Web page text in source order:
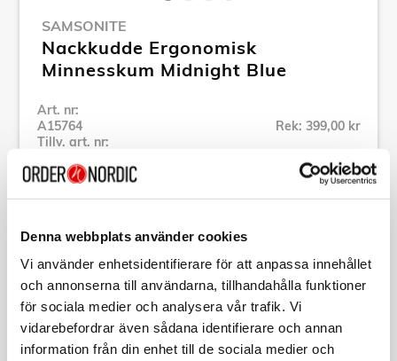
Denna webbplats använder cookies
Vi använder enhetsidentifierare för att anpassa innehållet
och annonserna till användarna, tillhandahålla funktioner
för sociala medier och analysera vår trafik. Vi
vidarebefordrar även sådana identifierare och annan
information från din enhet till de sociala medier och
SAMSONITE
Nackkudde Ergonomisk
Minnesskum Midnight Blue
Art. nr:
A15764
Tillv. art. nr:
Rek: 399,00 kr
Se alla produkter inom Samsonite
Beskrivning
Art. nr:A15764